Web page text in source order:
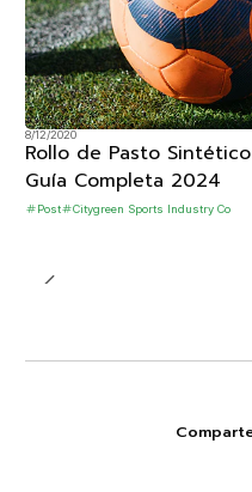
8/12/2020
Rollo de Pasto
Guía Completa 2024
Post Citygreen Sports Industry Co